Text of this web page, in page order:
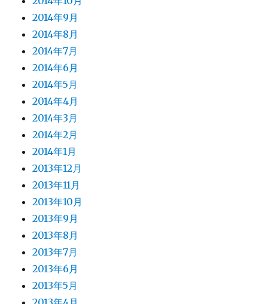
2014年9月
2014年8月
2014年7月
2014年6月
2014年5月
2014年4月
2014年3月
2014年2月
2014年1月
2013年12月
2013年11月
2013年10月
2013年9月
2013年8月
2013年7月
2013年6月
2013年5月